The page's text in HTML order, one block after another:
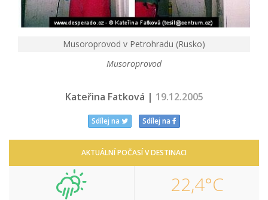
Musoroprovod v Petrohradu (Rusko)
Musoroprovod
Kateřina Fatková | 19.12.2005
Sdílej na Sdílej na
AKTUÁLNÍ POČASÍ V DESTINACI
22,4°C